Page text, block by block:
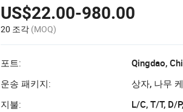
US$22.00-980.00
20 조각 (MOQ)
포트:
Qingdao,
운송 패키지:
상자, 나무
지불:
L/C, T/T, D/